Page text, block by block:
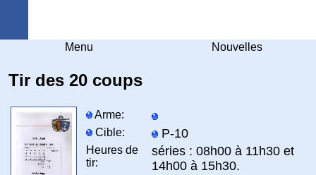
Menu Nouvelles
Tir des 20 coups
Arme:
Cible:
P-10
Heures de
tir:
séries : 08h00 à 11h30 et
14h00 à 15h30.